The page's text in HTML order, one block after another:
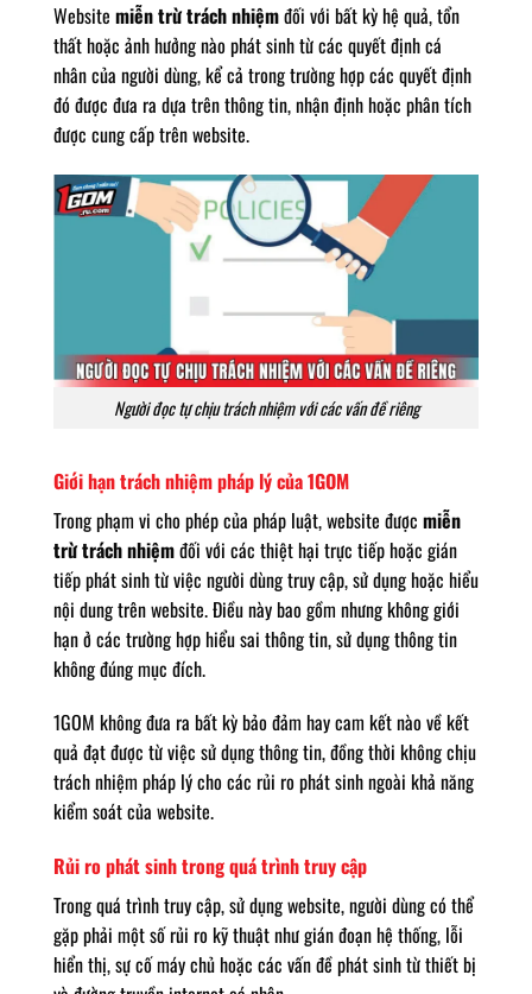
Website miễn trừ trách nhiệmđối với bất kỳ hệ quả, tổn
thất hoặc ảnh hưởng nào phát sinh từ các quyết định cá
nhân của người dùng, kể cả trong trường hợp các quyết định
đó được đưa ra dựa trên thông tin, nhận định hoặc phân tích
được cung cấp trên website.
Người đọc tự chịu trách nhiệm với các vấn đề riêng
Giới hạn trách nhiệm pháp lý của 1GOM
Trong phạm vi cho phép của pháp luật, website được miễn
trừ trách nhiệmđối với các thiệt hại trực tiếp hoặc gián
tiếp phát sinh từ việc người dùng truy cập, sử dụng hoặc hiểu
nội dung trên website. Điều này bao gồm nhưng không giới
hạn ở các trường hợp hiểu sai thông tin, sử dụng thông tin
không đúng mục đích.
1GOM không đưa ra bất kỳ bảo đảm hay cam kết nào về kết
quả đạt được từ việc sử dụng thông tin, đồng thời không chịu
trách nhiệm pháp lý cho các rủi ro phát sinh ngoài khả năng
kiểm soát của website.
Rủi ro phát sinh trong quá trình truy cập
Trong quá trình truy cập, sử dụng website, người dùng có thể
gặp phải một số rủi ro kỹ thuật như gián đoạn hệ thống, lỗi
hiển thị, sự cố máy chủ hoặc các vấn đề phát sinh từ thiết bị